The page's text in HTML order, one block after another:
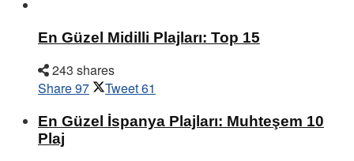
En Güzel Midilli Plajları: Top 15
243 shares
Share97 Tweet61
En Güzel İspanya Plajları: Muhteşem 10
Plaj